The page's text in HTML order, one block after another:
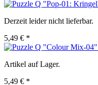
Derzeit leider nicht lieferbar.
5,49 € *
Artikel auf Lager.
5,49 € *